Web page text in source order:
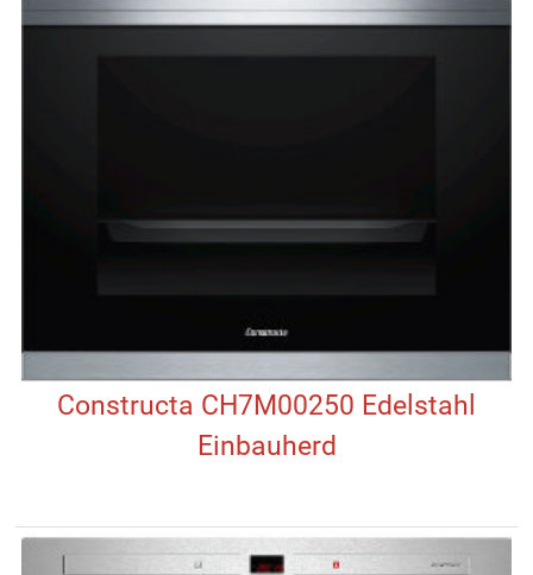
Constructa CH7M00250 Edelstahl
Einbauherd